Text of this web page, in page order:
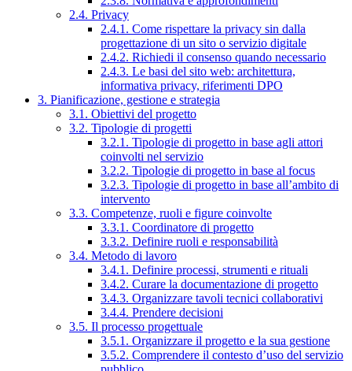
2.4. Privacy
2.4.1. Come rispettare la privacy sin dalla
progettazione di un sito o servizio digitale
2.4.2. Richiedi il consenso quando necessario
2.4.3. Le basi del sito web: architettura,
informativa privacy, riferimenti DPO
3. Pianificazione, gestione e strategia
3.1. Obiettivi del progetto
3.2. Tipologie di progetti
3.2.1. Tipologie di progetto in base agli attori
coinvolti nel servizio
3.2.2. Tipologie di progetto in base al focus
3.2.3. Tipologie di progetto in base all’ambito di
intervento
3.3. Competenze, ruoli e figure coinvolte
3.3.1. Coordinatore di progetto
3.3.2. Definire ruoli e responsabilità
3.4. Metodo di lavoro
3.4.1. Definire processi, strumenti e rituali
3.4.2. Curare la documentazione di progetto
3.4.3. Organizzare tavoli tecnici collaborativi
3.4.4. Prendere decisioni
3.5. Il processo progettuale
3.5.1. Organizzare il progetto e la sua gestione
3.5.2. Comprendere il contesto d’uso del servizio